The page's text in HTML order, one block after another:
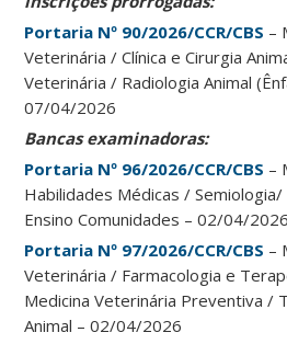
Portaria Nº 90/2026/CCR/CBS –
Veterinária / Clínica e Cirurgia
Veterinária / Radiologia Animal
07/04/2026
Bancas examinadoras:
Portaria Nº 96/2026/CCR/CBS –
Habilidades Médicas /
Ensino Comunidades – 02/04/2026
Portaria Nº 97/2026/CCR/CBS –
Veterinária / Farmacologia e
Medicina Veterinária Preventiva /
Animal – 02/04/2026